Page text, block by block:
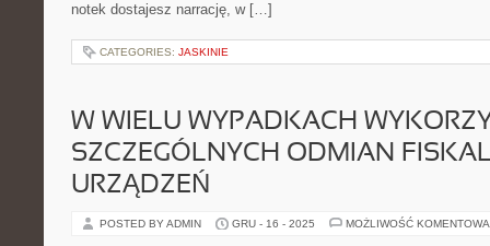
notek dostajesz narrację, w […]
CATEGORIES: JASKINIE
W WIELU WYPADKACH
SZCZEGÓLNYCH ODMIAN
URZĄDZEŃ
POSTED BY ADMIN GRU - 16 - 2025 MOŻLIWOŚĆ